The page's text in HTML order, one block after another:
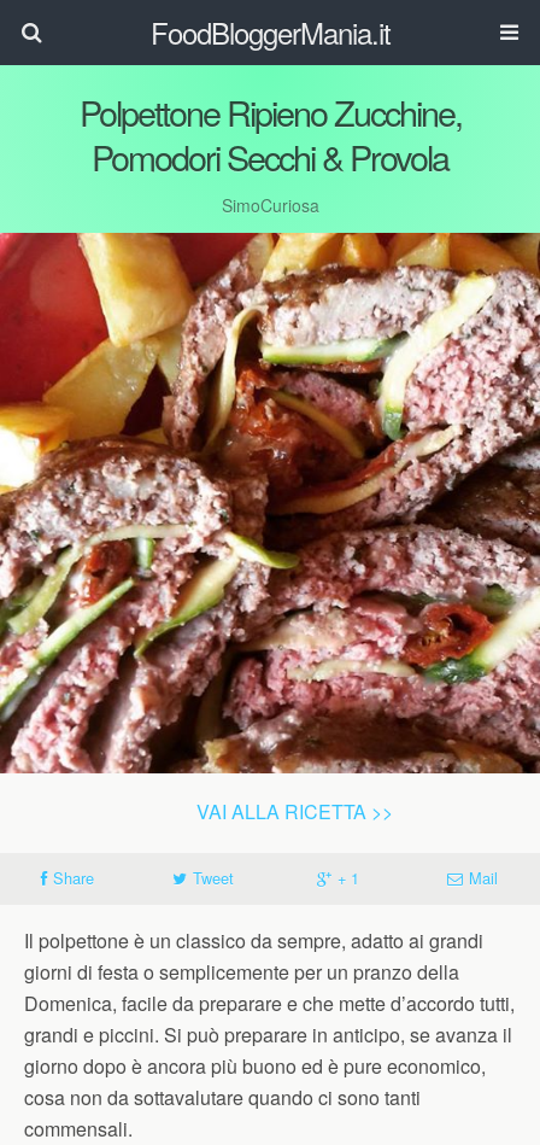
FoodBloggerMania.it
Polpettone Ripieno Zucchine,
Pomodori Secchi & Provola
SimoCuriosa
VAI ALLA RICETTA >>
Share Tweet + 1 Mail
Il polpettone è un classico da sempre, adatto ai grandi
giorni di festa o semplicemente per un pranzo della
Domenica, facile da preparare e che mette d’accordo tutti,
grandi e piccini. Si può preparare in anticipo, se avanza il
giorno dopo è ancora più buono ed è pure economico,
cosa non da sottavalutare quando ci sono tanti
commensali.